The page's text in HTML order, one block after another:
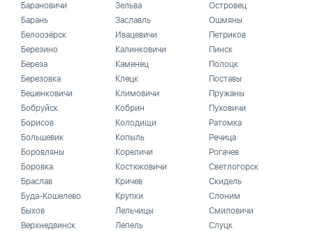
Барановичи
Барань
Белоозёрск
Березино
Береза
Березовка
Бешенковичи
Бобруйск
Борисов
Большевик
Боровляны
Боровка
Браслав
Буда-Кошелево
Быхов
Верхнедвинск
Зельва
Заславль
Ивацевичи
Калинковичи
Каменец
Клецк
Климовичи
Кобрин
Колодищи
Копыль
Кореличи
Костюковичи
Кричев
Крупки
Лельчицы
Лепель
Островец
Ошмяны
Петриков
Пинск
Полоцк
Поставы
Пружаны
Пуховичи
Ратомка
Речица
Рогачев
Светлогорск
Скидель
Слоним
Смиловичи
Слуцк